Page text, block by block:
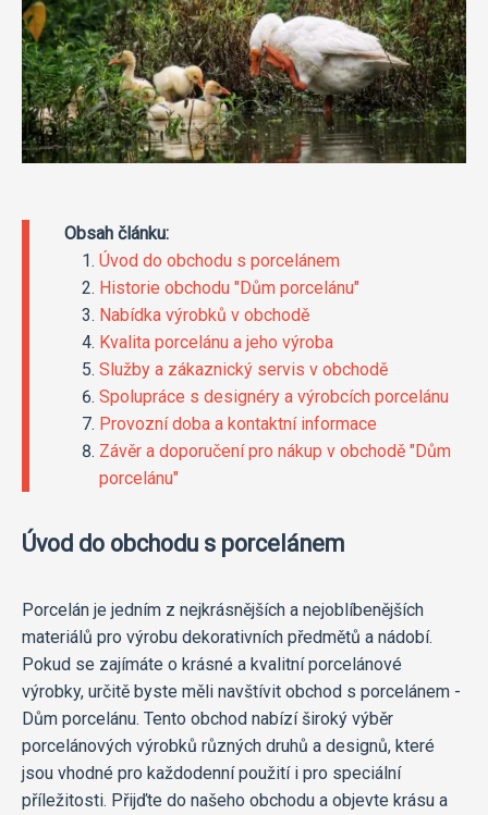
Obsah článku:
Úvod do obchodu s porcelánem
Historie obchodu "Dům porcelánu"
Nabídka výrobků v obchodě
Kvalita porcelánu a jeho výroba
Služby a zákaznický servis v obchodě
Spolupráce s designéry a výrobcích porcelánu
Provozní doba a kontaktní informace
Závěr a doporučení pro nákup v obchodě "Dům
porcelánu"
Úvod do obchodu s porcelánem
Porcelán je jedním z nejkrásnějších a nejoblíbenějších
materiálů pro výrobu dekorativních předmětů a nádobí.
Pokud se zajímáte o krásné a kvalitní porcelánové
výrobky, určitě byste měli navštívit obchod s porcelánem -
Dům porcelánu. Tento obchod nabízí široký výběr
porcelánových výrobků různých druhů a designů, které
jsou vhodné pro každodenní použití i pro speciální
příležitosti. Přijďte do našeho obchodu a objevte krásu a